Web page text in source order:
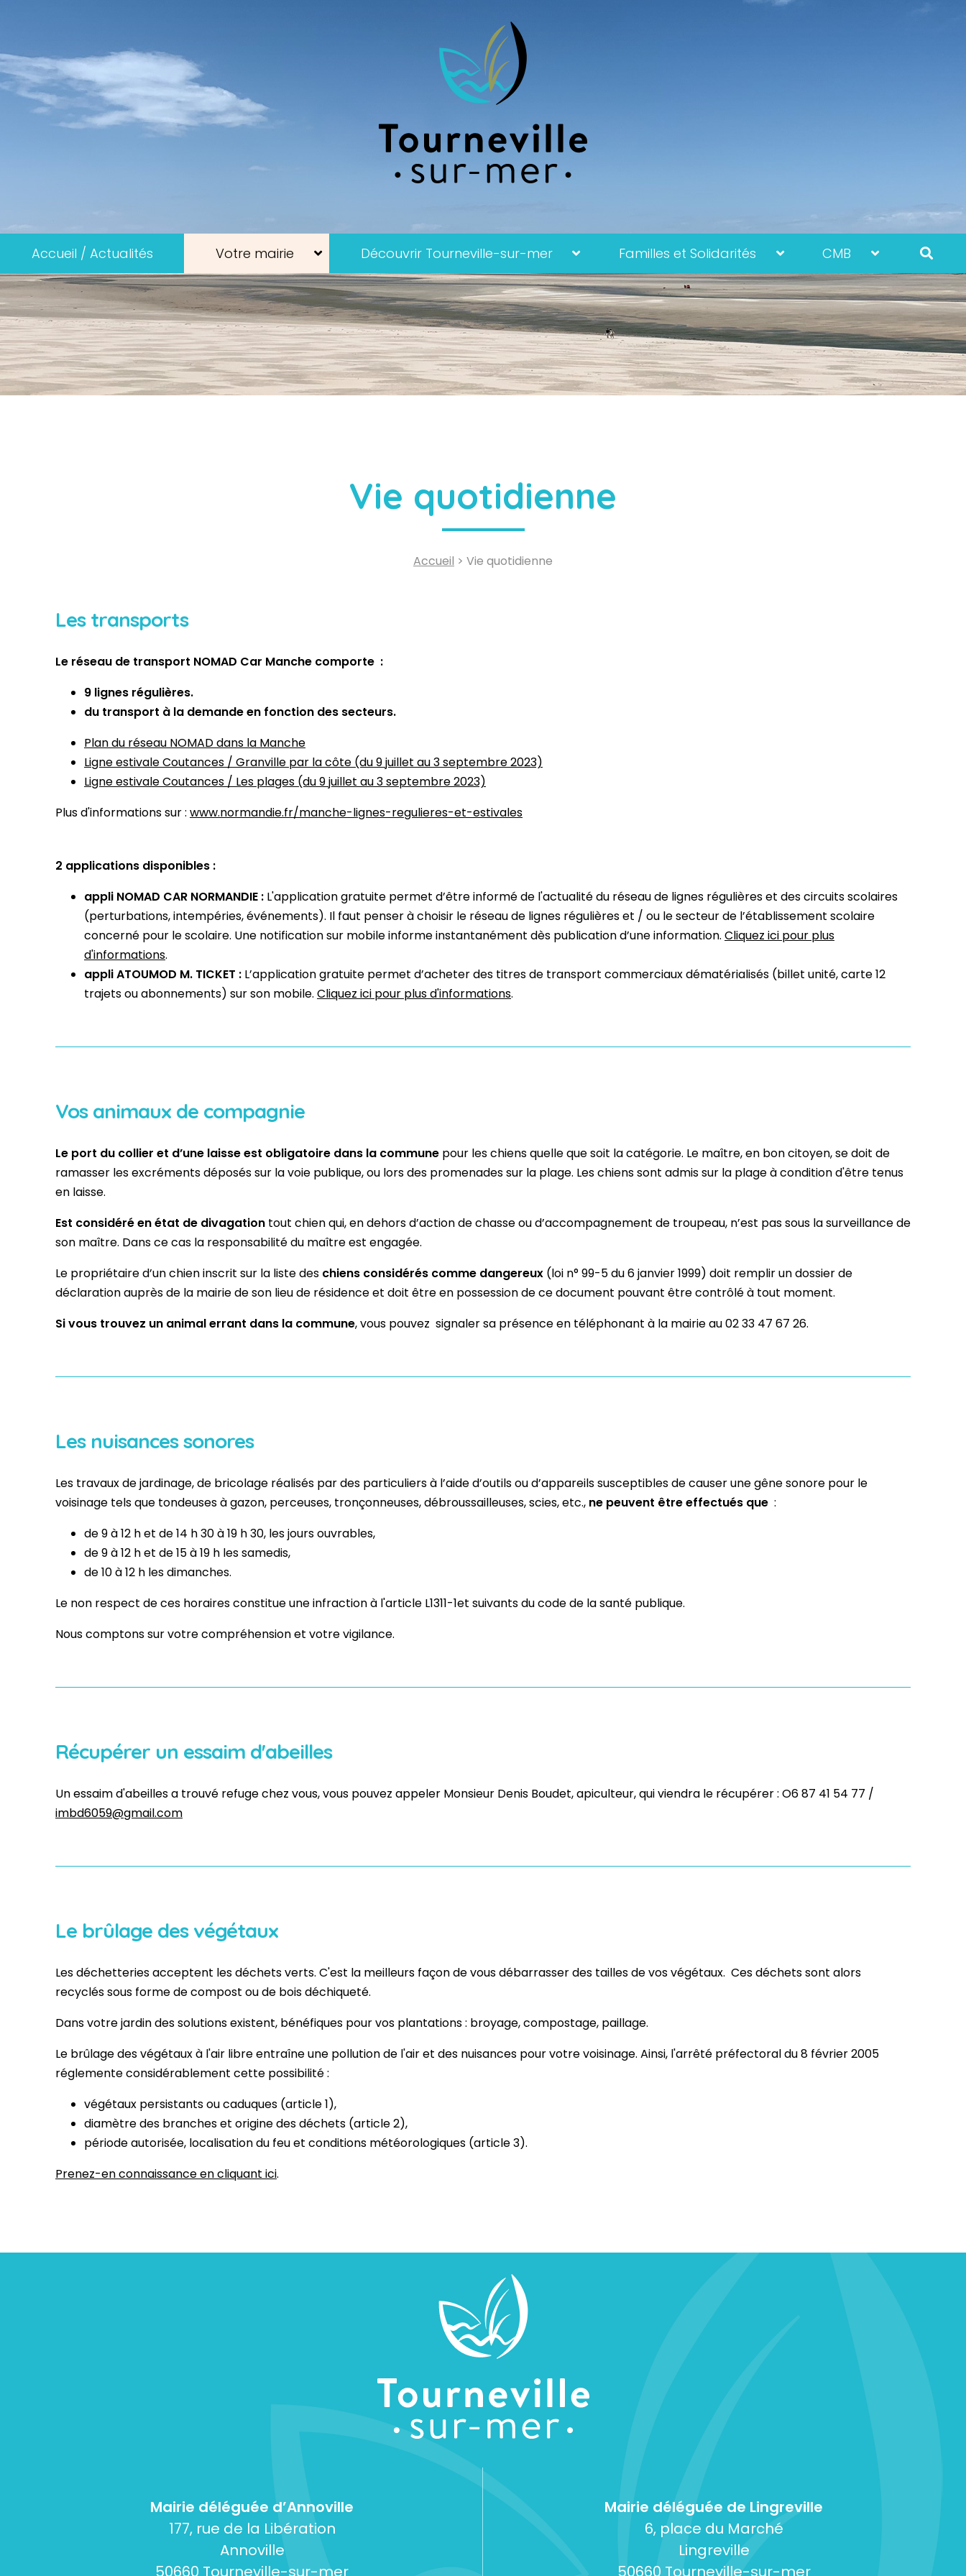
Accueil / Actualités Votre mairie Découvrir Tourneville-sur-mer Familles et Solidarités CMB
Vie quotidienne
Accueil > Vie quotidienne
Les transports
​Le réseau de transport NOMAD Car Manche comporte :
9 lignes régulières.
du transport à la demande en fonction des secteurs.
Plan du réseau NOMAD dans la Manche
Ligne estivale Coutances / Granville par la côte (du 9 juillet au 3 septembre 2023)
Ligne estivale Coutances / Les plages (du 9 juillet au 3 septembre 2023)
Plus d'informations sur : www.normandie.fr/manche-lignes-regulieres-et-estivales
2 applications disponibles :
appli NOMAD CAR NORMANDIE : L'application gratuite permet d’être informé de l'actualité du réseau de lignes régulières et des circuits scolaires
(perturbations, intempéries, événements). Il faut penser à choisir le réseau de lignes régulières et / ou le secteur de l’établissement scolaire
concerné pour le scolaire. Une notification sur mobile informe instantanément dès publication d’une information. Cliquez ici pour plus
d'informations.
appli ATOUMOD M. TICKET : L’application gratuite permet d’acheter des titres de transport commerciaux dématérialisés (billet unité, carte 12
trajets ou abonnements) sur son mobile. Cliquez ici pour plus d'informations.
Vos animaux de compagnie
Le port du collier et d’une laisse est obligatoire dans la commune pour les chiens quelle que soit la catégorie. Le maître, en bon citoyen, se doit de
ramasser les excréments déposés sur la voie publique, ou lors des promenades sur la plage. Les chiens sont admis sur la plage à condition d'être tenus
en laisse.
Est considéré en état de divagation tout chien qui, en dehors d’action de chasse ou d’accompagnement de troupeau, n’est pas sous la surveillance de
son maître. Dans ce cas la responsabilité du maître est engagée.
Le propriétaire d’un chien inscrit sur la liste des chiens considérés comme dangereux (loi n° 99-5 du 6 janvier 1999) doit remplir un dossier de
déclaration auprès de la mairie de son lieu de résidence et doit être en possession de ce document pouvant être contrôlé à tout moment.
Si vous trouvez un animal errant dans la commune, vous pouvez signaler sa présence en téléphonant à la mairie au 02 33 47 67 26.
Les nuisances sonores
Les travaux de jardinage, de bricolage réalisés par des particuliers à l’aide d’outils ou d’appareils susceptibles de causer une gêne sonore pour le
voisinage tels que tondeuses à gazon, perceuses, tronçonneuses, débroussailleuses, scies, etc., ne peuvent être effectués que :
de 9 à 12 h et de 14 h 30 à 19 h 30, les jours ouvrables,
de 9 à 12 h et de 15 à 19 h les samedis,
de 10 à 12 h les dimanches.
Le non respect de ces horaires constitue une infraction à l'article L1311-1et suivants du code de la santé publique.
Nous comptons sur votre compréhension et votre vigilance.
Récupérer un essaim d'abeilles
Un essaim d'abeilles a trouvé refuge chez vous, vous pouvez appeler Monsieur Denis Boudet, apiculteur, qui viendra le récupérer : O6 87 41 54 77 /
imbd6059@gmail.com
Le brûlage des végétaux
​Les déchetteries acceptent les déchets verts. C'est la meilleurs façon de vous débarrasser des tailles de vos végétaux. Ces déchets sont alors
recyclés sous forme de compost ou de bois déchiqueté.
Dans votre jardin des solutions existent, bénéfiques pour vos plantations : broyage, compostage, paillage.
Le brûlage des végétaux à l'air libre entraîne une pollution de l'air et des nuisances pour votre voisinage. Ainsi, l'arrêté préfectoral du 8 février 2005
réglemente considérablement cette possibilité :
végétaux persistants ou caduques (article 1),
diamètre des branches et origine des déchets (article 2),
période autorisée, localisation du feu et conditions météorologiques (article 3).
​Prenez-en connaissance en cliquant ici.
Mairie déléguée d’Annoville
177, rue de la Libération
Annoville
50660 Tourneville-sur-mer
Mairie déléguée de Lingreville
6, place du Marché
Lingreville
50660 Tourneville-sur-mer